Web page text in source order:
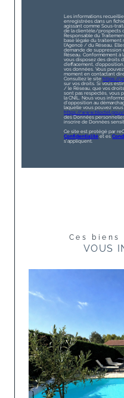
Les informations
enregistrées dans un
agissant comme Sous-
de la clientèle/prospects
Responsable du
base légale du
l'Agence / du Réseau.
demande de suppression
Réseau. Conformément
vous disposez des droits
d’effacement,
vos données. Vous
moment en contactant
Consultez le site https://
sur vos droits. Si vous
/ le Réseau, que vos
sont pas respectés, vous
la CNIL. Nous vous
d'opposition au
laquelle vous pouvez vous
https://
des Données
inscrire de Données
Ce site est protégé par
Confidentialité et es
s'appliquent.
Ces
VOUS